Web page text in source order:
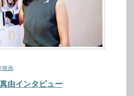
映画
由インタビュー